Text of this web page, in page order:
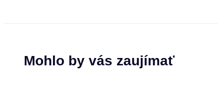
Mohlo by vás zaujímať